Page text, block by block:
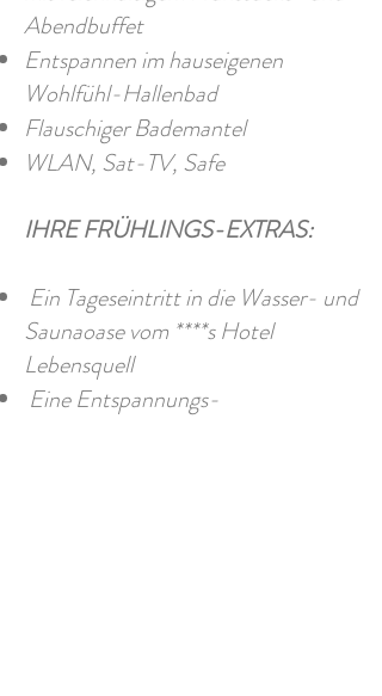
Abendbuffet
Entspannen im hauseigenen
Wohlfühl-Hallenbad
Flauschiger Bademantel
WLAN, Sat-TV, Safe
IHRE FRÜHLINGS-EXTRAS:
Ein Tageseintritt in die Wasser- und
Saunaoase vom ****s Hotel
Lebensquell
Eine Entspannungs-